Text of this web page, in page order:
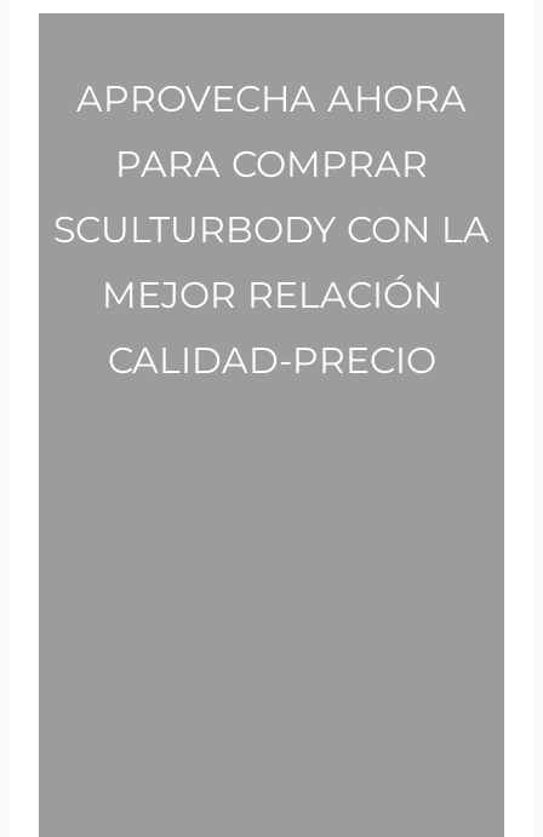
APROVECHA AHORA
PARA COMPRAR
SCULTURBODY CON LA
MEJOR RELACIÓN
CALIDAD-PRECIO